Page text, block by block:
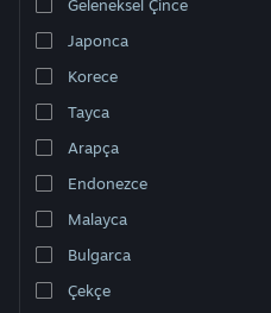
Dili değiştir
Steam mobil uygulamasını yükle
Masaüstü internet sitesini
Geleneksel Çince
Japonca
Korece
Tayca
Arapça
Endonezce
Malayca
Bulgarca
Çekçe
0 sonuç aramanızla eşleşiyor.
ürün dâhil edilmedi.